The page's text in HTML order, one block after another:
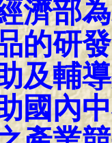
濟部
的研
及輔
國內